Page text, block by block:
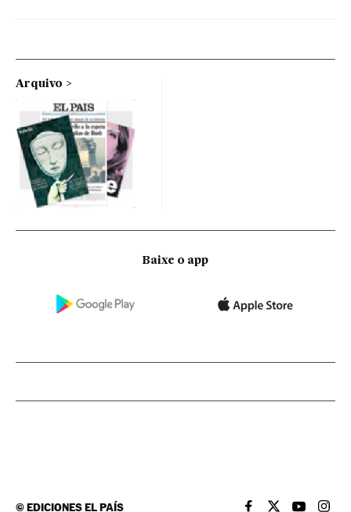
Arquivo
Baixe o app
©EDICIONES EL PAÍS